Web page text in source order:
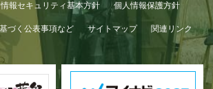
情報セキュリティ基本方針 個人情報保護方針
づく公表事項など サイトマップ 関連リンク